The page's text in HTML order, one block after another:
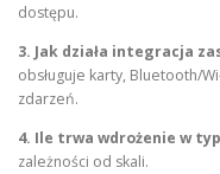
dostępu.
3. Jak działa integracja
obsługuje karty, Bluetooth/
zdarzeń.
4. Ile trwa wdrożenie w
zależności od skali.